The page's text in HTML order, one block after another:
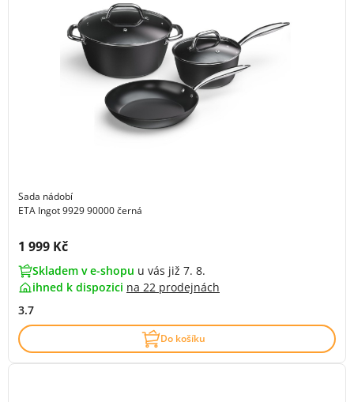
Sada nádobí
ETA Ingot 9929 90000 černá
Cena s DPH:
1 999 Kč
Skladem v e-shopu u vás již 7. 8.
ihned k dispozici na 22 prodejnách
3.7
Do košíku